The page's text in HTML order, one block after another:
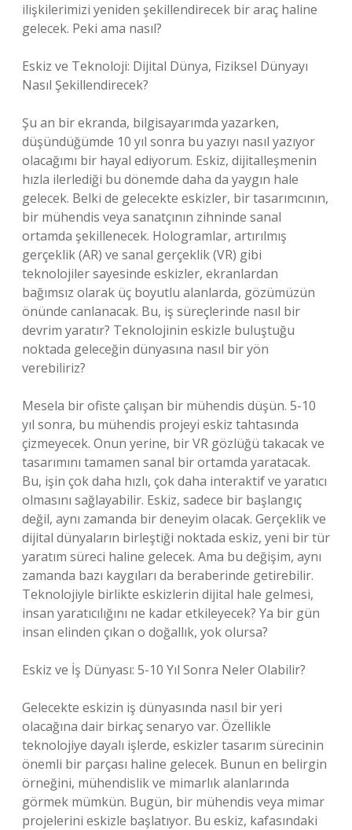
ilişkilerimizi yeniden şekillendirecek bir araç haline
gelecek. Peki ama nasıl?
Eskiz ve Teknoloji: Dijital Dünya, Fiziksel Dünyayı
Nasıl Şekillendirecek?
Şu an bir ekranda, bilgisayarımda yazarken,
düşündüğümde 10 yıl sonra bu yazıyı nasıl yazıyor
olacağımı bir hayal ediyorum. Eskiz, dijitalleşmenin
hızla ilerlediği bu dönemde daha da yaygın hale
gelecek. Belki de gelecekte eskizler, bir tasarımcının,
bir mühendis veya sanatçının zihninde sanal
ortamda şekillenecek. Hologramlar, artırılmış
gerçeklik (AR) ve sanal gerçeklik (VR) gibi
teknolojiler sayesinde eskizler, ekranlardan
bağımsız olarak üç boyutlu alanlarda, gözümüzün
önünde canlanacak. Bu, iş süreçlerinde nasıl bir
devrim yaratır? Teknolojinin eskizle buluştuğu
noktada geleceğin dünyasına nasıl bir yön
verebiliriz?
Mesela bir ofiste çalışan bir mühendis düşün. 5-10
yıl sonra, bu mühendis projeyi eskiz tahtasında
çizmeyecek. Onun yerine, bir VR gözlüğü takacak ve
tasarımını tamamen sanal bir ortamda yaratacak.
Bu, işin çok daha hızlı, çok daha interaktif ve yaratıcı
olmasını sağlayabilir. Eskiz, sadece bir başlangıç
değil, aynı zamanda bir deneyim olacak. Gerçeklik ve
dijital dünyaların birleştiği noktada eskiz, yeni bir tür
yaratım süreci haline gelecek. Ama bu değişim, aynı
zamanda bazı kaygıları da beraberinde getirebilir.
Teknolojiyle birlikte eskizlerin dijital hale gelmesi,
insan yaratıcılığını ne kadar etkileyecek? Ya bir gün
insan elinden çıkan o doğallık, yok olursa?
Eskiz ve İş Dünyası: 5-10 Yıl Sonra Neler Olabilir?
Gelecekte eskizin iş dünyasında nasıl bir yeri
olacağına dair birkaç senaryo var. Özellikle
teknolojiye dayalı işlerde, eskizler tasarım sürecinin
önemli bir parçası haline gelecek. Bunun en belirgin
örneğini, mühendislik ve mimarlık alanlarında
görmek mümkün. Bugün, bir mühendis veya mimar
projelerini eskizle başlatıyor. Bu eskiz, kafasındaki